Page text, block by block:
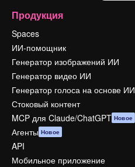
Продукция
Spaces
ИИ-помощник
Генератор изображений ИИ
Генератор видео ИИ
Генератор голоса на основе ИИ
Стоковый контент
MCP для Claude/ChatGPT Новое
Агенты Новое
API
Мобильное приложение